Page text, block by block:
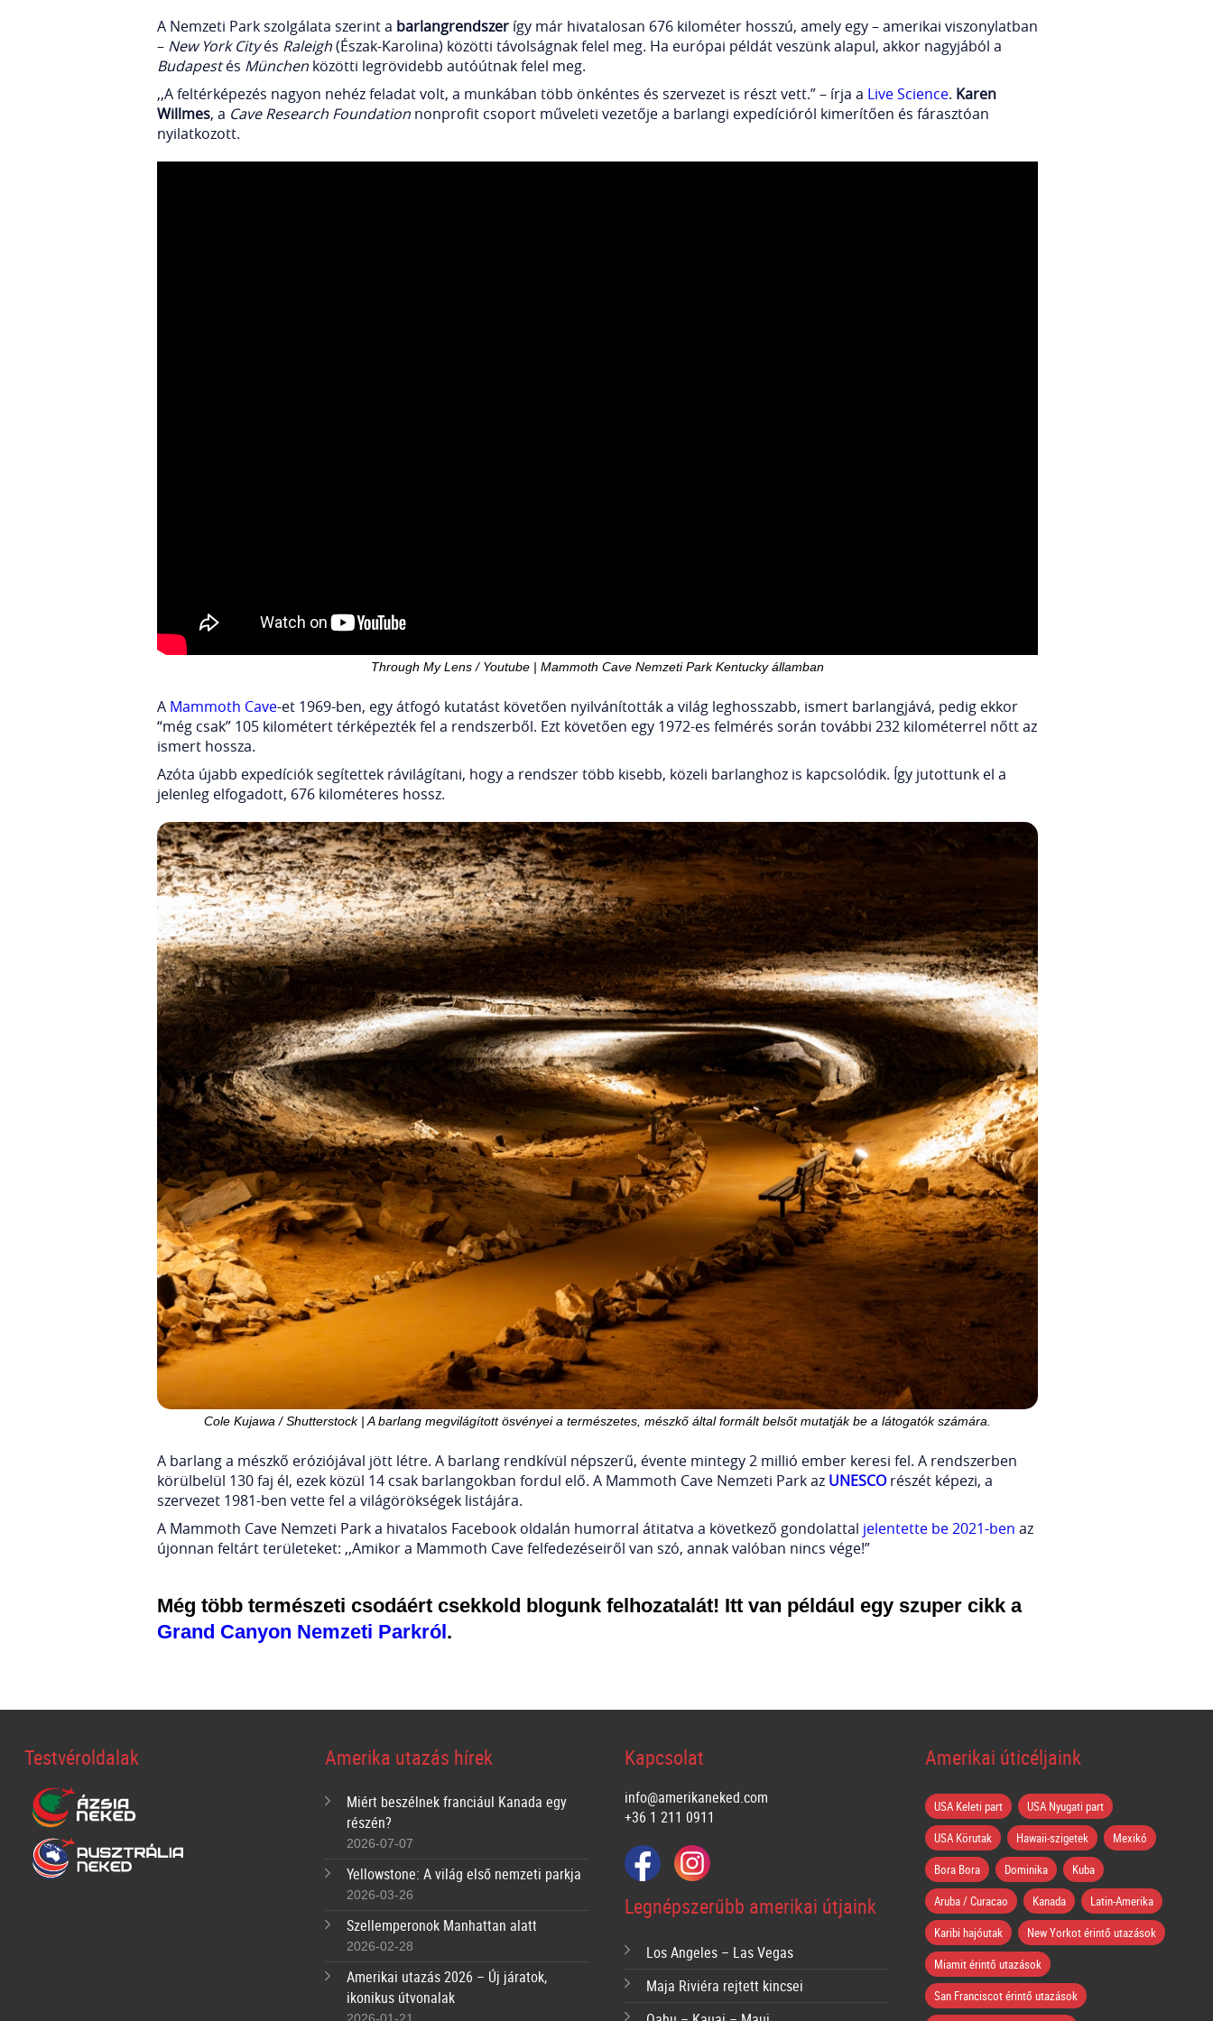
A Nemzeti Park szolgálata szerint a barlangrendszer így már hivatalosan 676 kilométer hosszú, amely egy – amerikai viszonylatban
– New York Cityés Raleigh(Észak-Karolina) közötti távolságnak felel meg. Ha európai példát veszünk alapul, akkor nagyjából a
Budapestés München közötti legrövidebb autóútnak felel meg.
,,A feltérképezés nagyon nehéz feladat volt, a munkában több önkéntes és szervezet is részt vett.” – írja a Live Science. Karen
Willmes, a Cave Research Foundation nonprofit csoport műveleti vezetője a barlangi expedícióról kimerítően és fárasztóan
nyilatkozott.
Through My Lens / Youtube | Mammoth Cave Nemzeti Park Kentucky államban
A Mammoth Cave-et 1969-ben, egy átfogó kutatást követően nyilvánították a világ leghosszabb, ismert barlangjává, pedig ekkor
“még csak” 105 kilométert térképezték fel a rendszerből. Ezt követően egy 1972-es felmérés során további 232 kilométerrel nőtt az
ismert hossza.
Azóta újabb expedíciók segítettek rávilágítani, hogy a rendszer több kisebb, közeli barlanghoz is kapcsolódik. Így jutottunk el a
jelenleg elfogadott, 676 kilométeres hossz.
Cole Kujawa / Shutterstock | A barlang megvilágított ösvényei a természetes, mészkő által formált belsőt mutatják be a látogatók számára.
A barlang a mészkő eróziójával jött létre. A barlang rendkívül népszerű, évente mintegy 2 millió ember keresi fel. A rendszerben
körülbelül 130 faj él, ezek közül 14 csak barlangokban fordul elő. A Mammoth Cave Nemzeti Park az UNESCOrészét képezi, a
szervezet 1981-ben vette fel a világörökségek listájára.
A Mammoth Cave Nemzeti Park a hivatalos Facebook oldalán humorral átitatva a következő gondolattal jelentette be 2021-ben az
újonnan feltárt területeket: ,,Amikor a Mammoth Cave felfedezéseiről van szó, annak valóban nincs vége!”
Még több természeti csodáért csekkold blogunk felhozatalát! Itt van például egy szuper cikk a
Grand Canyon Nemzeti Parkról.
Testvéroldalak Amerika utazás hírek
Miért beszélnek franciául Kanada egy
részén?
2026-07-07
Yellowstone: A világ első nemzeti parkja
2026-03-26
Szellemperonok Manhattan alatt
2026-02-28
Amerikai utazás 2026 – Új járatok,
ikonikus útvonalak
2026-01-21
Kapcsolat
info@amerikaneked.com
+36 1 211 0911
Legnépszerűbb amerikai útjaink
Los Angeles – Las Vegas
Maja Riviéra rejtett kincsei
Amerikai úticéljaink
USA Keleti part
USA Nyugati part
USA Körutak
Hawaii-szigetek
Mexikó
Bora Bora
Dominika
Kuba
Aruba / Curacao
Kanada
Latin-Amerika
Karibi hajóutak
New Yorkot érintő utazások
Miamit érintő utazások
San Franciscot érintő utazások